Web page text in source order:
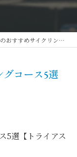
クリングコース5選【トライアスロン練習にも】
グコース5選
5選【トライアス